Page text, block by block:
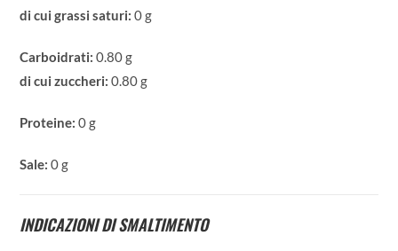
di cui grassi saturi: 0 g
Carboidrati: 0.80 g
di cui zuccheri: 0.80 g
Proteine:0 g
Sale:0 g
INDICAZIONI DI SMALTIMENTO